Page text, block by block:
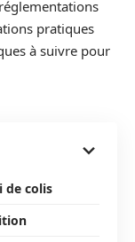
pratiques
à suivre pour
de colis